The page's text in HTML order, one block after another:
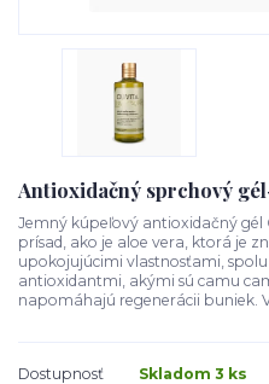
Antioxidačný sprchový
Jemný kúpeľový antioxidačný
prísad, ako je aloe vera, ktorá je
upokojujúcimi vlastnosťami,
antioxidantmi, akými sú camu
napomáhajú regenerácii buniek.
Dostupnosť
Skladom 3 ks